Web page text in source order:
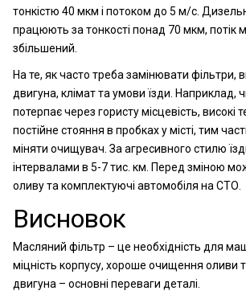
тонкістю 40 мкм і потоком до 5 м/с.
працюють за тонкості понад 70 мкм, потік
збільшений.
На те, як часто треба замінювати фільтри,
двигуна, клімат та умови їзди. Наприклад,
потерпає через гористу місцевість, високі
постійне стояння в пробках у місті, тим
міняти очищувач. За агресивного стилю
інтервалами в 5-7 тис. км. Перед зміною
оливу та комплектуючі автомобіля на СТО.
Висновок
Масляний фільтр – це необхідність для
міцність корпусу, хороше очищення оливи
двигуна – основні переваги деталі.